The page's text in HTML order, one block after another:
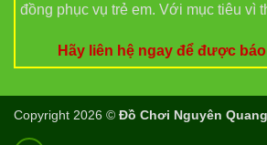
đồng phục vụ trẻ em. Với mục tiêu vì
Hãy liên hệ ngay để được
Copyright 2026 © Đồ Chơi Nguyên Quang